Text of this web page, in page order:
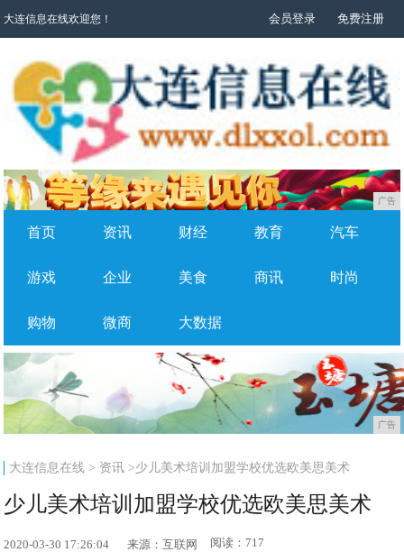
大连信息在线欢迎您！ 会员登录 免费注册
广告
首页 资讯 财经 教育 汽车
游戏 企业 美食 商讯 时尚
购物 微商 大数据
广告
大连信息在线 > 资讯 >少儿美术培训加盟学校优选欧美思美术
少儿美术培训加盟学校优选欧美思美术
2020-03-30 17:26:04 来源：互联网 阅读：717